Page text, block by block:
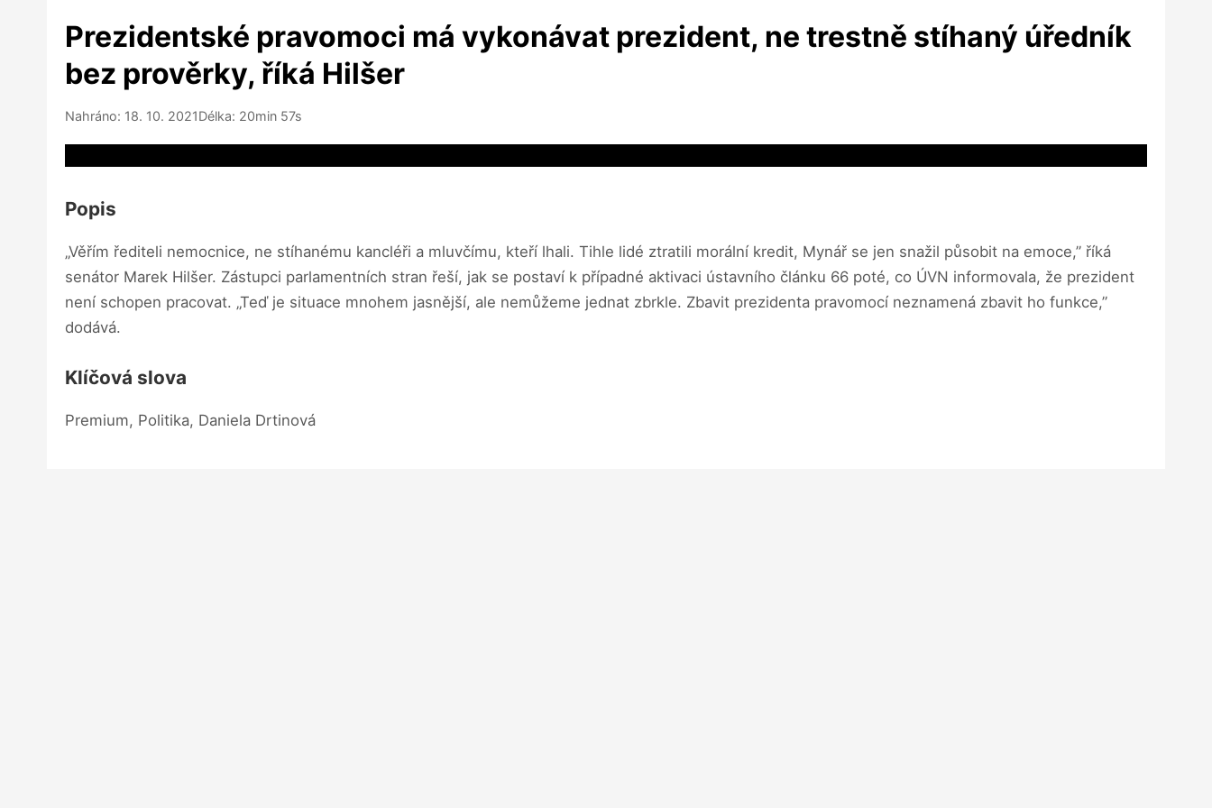
Prezidentské pravomoci má vykonávat prezident, ne trestně stíhaný úředník
bez prověrky, říká Hilšer
Nahráno: 18. 10. 2021Délka: 20min 57s
Popis
„Věřím řediteli nemocnice, ne stíhanému kancléři a mluvčímu, kteří lhali. Tihle lidé ztratili morální kredit, Mynář se jen snažil působit na emoce,” říká
senátor Marek Hilšer. Zástupci parlamentních stran řeší, jak se postaví k případné aktivaci ústavního článku 66 poté, co ÚVN informovala, že prezident
není schopen pracovat. „Teď je situace mnohem jasnější, ale nemůžeme jednat zbrkle. Zbavit prezidenta pravomocí neznamená zbavit ho funkce,”
dodává.
Klíčová slova
Premium, Politika, Daniela Drtinová